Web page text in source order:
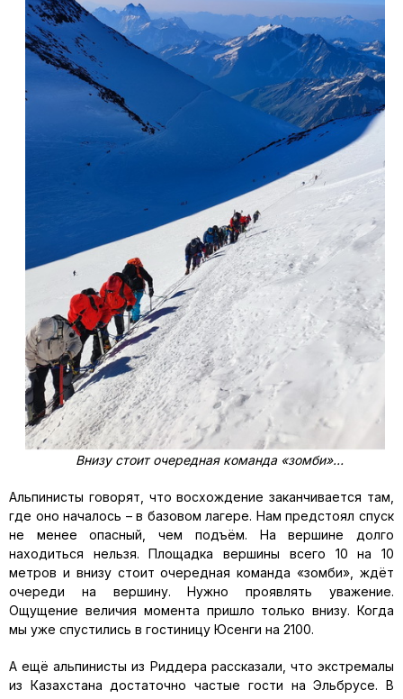
Внизу стоит очередная команда «зомби»…
Альпинисты говорят, что восхождение заканчивается там,
где оно началось – в базовом лагере. Нам предстоял спуск
не менее опасный, чем подъём. На вершине долго
находиться нельзя. Площадка вершины всего 10 на 10
метров и внизу стоит очередная команда «зомби», ждёт
очереди на вершину. Нужно проявлять уважение.
Ощущение величия момента пришло только внизу. Когда
мы уже спустились в гостиницу Юсенги на 2100.
А ещё альпинисты из Риддера рассказали, что экстремалы
из Казахстана достаточно частые гости на Эльбрусе. В